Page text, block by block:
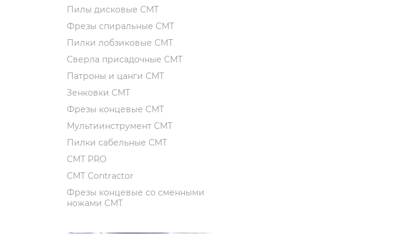
Пилы дисковые CMT
Фрезы спиральные CMT
Пилки лобзиковые СМТ
Сверла присадочные СМТ
Патроны и цанги CMT
Зенковки СМТ
Фрезы концевые CMT
Мультиинструмент СМТ
Пилки сабельные СМТ
CMT PRO
CMT Contractor
Фрезы концевые со сменными
ножами CMT